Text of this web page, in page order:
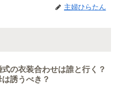
主婦ひらたん
式の衣装合わせは誰と行く？
は誘うべき？